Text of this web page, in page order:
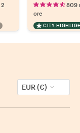
2
809
ore
CITY
EUR (€)